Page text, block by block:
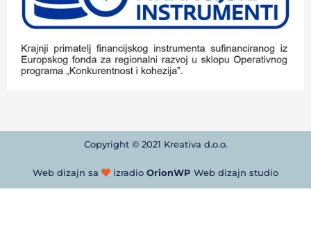
Copyright © 2021 Kreativa d.o.o.
Web dizajn sa izradio OrionWP Web dizajn studio